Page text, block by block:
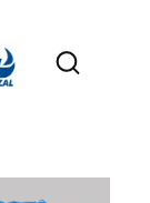
Otwórz